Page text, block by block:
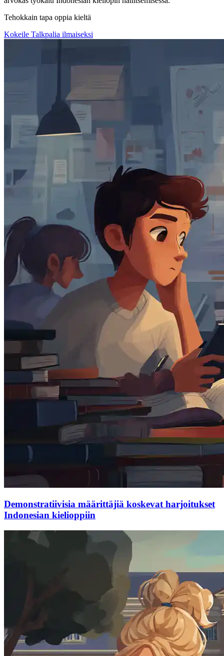
Tehokkain tapa oppia kieltä
Kokeile Talkpalia ilmaiseksi
Demonstratiivisia määrittäjiä koskevat harjoitukset
Indonesian kielioppiin